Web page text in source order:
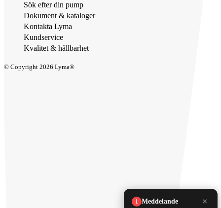
Sök efter din pump
Dokument & kataloger
Kontakta Lyma
Kundservice
Kvalitet & hållbarhet
© Copyright 2026 Lyma®